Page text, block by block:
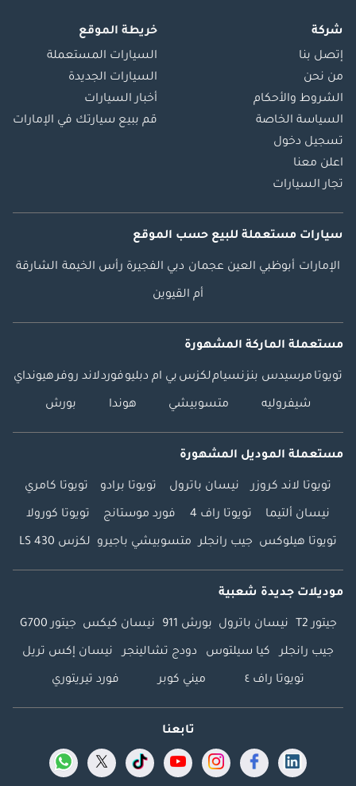
شركة
إتصل بنا
من نحن
الشروط والأحكام
السياسة الخاصة
تسجيل دخول
اعلن معنا
تجار السيارات
خريطة الموقع
السيارات المستعملة
السيارات الجديدة
أخبار السيارات
قم ببيع سيارتك في الإمارات
سيارات مستعملة للبيع حسب الموقع
الإمارات أبوظبي العين عجمان دبي الفجيرة رأس الخيمة الشارقة
أم القيوين
مستعملة الماركة المشهورة
تويوتا مرسيدس بنزنسياملكزس بي ام دبليوفوردلاند روفرهيونداي
شيفروليه متسوبيشي هوندا بورش
مستعملة الموديل المشهورة
تويوتا لاند كروزر نيسان باترول تويوتا برادو تويوتا كامري
نيسان ألتيما تويوتا راف 4 فورد موستانج تويوتا كورولا
تويوتا هيلوكس جيب رانجلر متسوبيشي باجيرو لكزس LS 430
موديلات جديدة شعبية
جيتور T2 نيسان باترول بورش 911 نيسان كيكس جيتور G700
جيب رانجلر كيا سيلتوس دودج تشالينجر نيسان إكس تريل
تويوتا راف ٤ ميني كوبر فورد تيريتوري
تابعنا